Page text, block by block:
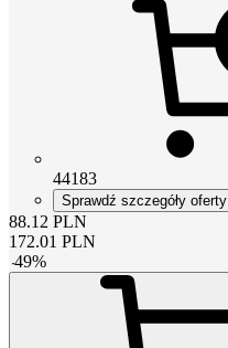
44183
Sprawdź szczegóły oferty
88.12 PLN
172.01 PLN
-49%